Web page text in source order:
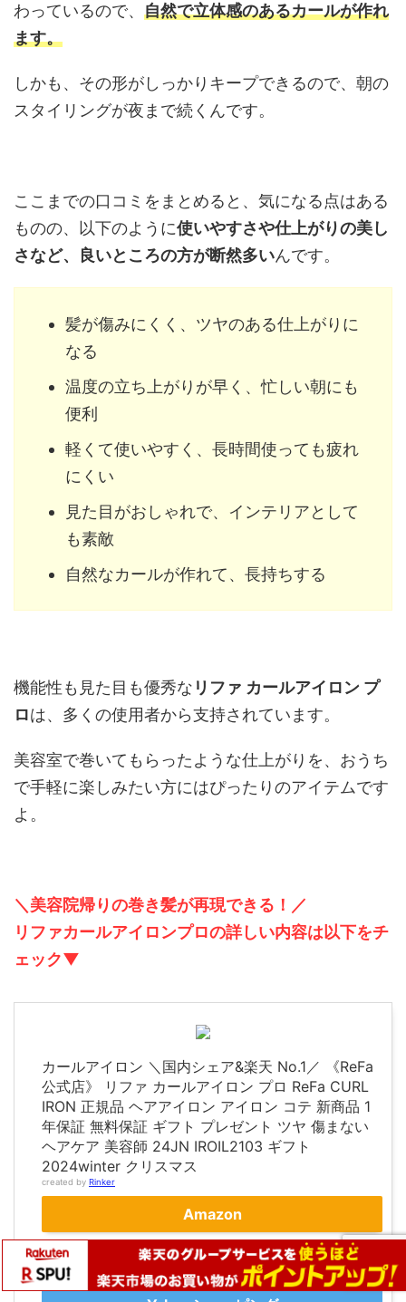
わっているので、 自然で立体感のあるカールが作れ
ます。
しかも、その形がしっかりキープできるので、朝の
スタイリングが夜まで続くんです。
ここまでの口コミをまとめると、気になる点はある
ものの、以下のように使いやすさや仕上がりの美し
さなど、良いところの方が断然多いんです。
髪が傷みにくく、ツヤのある仕上がりに
なる
温度の立ち上がりが早く、忙しい朝にも
便利
軽くて使いやすく、長時間使っても疲れ
にくい
見た目がおしゃれで、インテリアとして
も素敵
自然なカールが作れて、長持ちする
機能性も見た目も優秀な リファ カールアイロン プ
ロは、多くの使用者から支持されています。
美容室で巻いてもらったような仕上がりを、おうち
で手軽に楽しみたい方にはぴったりのアイテムです
よ。
＼美容院帰りの巻き髪が再現できる！／
リファカールアイロンプロの詳しい内容は以下をチ
ェック▼
カールアイロン ＼国内シェア&楽天 No.1／ 《ReFa
公式店》 リファ カールアイロン プロ ReFa CURL
IRON 正規品 ヘアアイロン アイロン コテ 新商品 1
年保証 無料保証 ギフト プレゼント ツヤ 傷まない
ヘアケア 美容師 24JN IROIL2103 ギフト
2024winter クリスマス
created by Rinker
Amazon
楽天市場